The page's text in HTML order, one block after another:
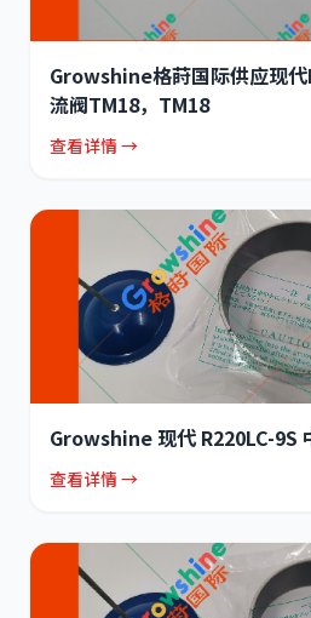
Growshine格莳国际供应现
流阀TM18，TM18
查看详情 →
Growshine 现代 R220LC-9S
查看详情 →